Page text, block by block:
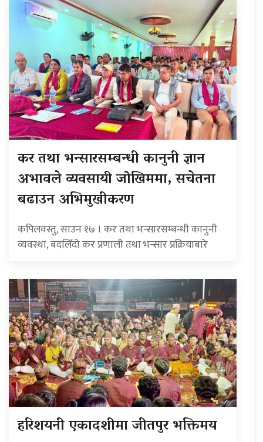
कर तथा भन्सारसम्बन्धी कानुनी ज्ञान
अभावले व्यवसायी जोखिममा, सचेतना
बढाउन अभिमुखीकरण
कपिलवस्तु, साउन १७ । कर तथा भन्सारसम्बन्धी कानुनी
व्यवस्था, बदलिँदो कर प्रणाली तथा भन्सार प्रक्रियाबारे
हरिशयनी एकादशीमा जीतपुर भक्तिमय